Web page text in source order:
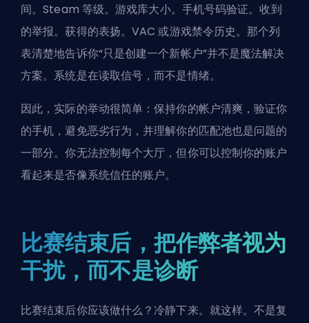
间。Steam 等级。游戏库大小。手机号码验证。收到
的举报。获得的表扬。VAC 或游戏禁令历史。那个列
表清楚地告诉你“只是创建一个新帐户”并不是魔法解决
方案。系统是在读取信号，而不是情绪。
因此，实际的举动很简单：保持你的帐户清爽，验证你
的手机，避免恶劣行为，并理解你的匹配池也是问题的
一部分。你无法控制每个大厅，但你可以控制你的账户
看起来是否像系统信任的账户。
比赛结束后，把作弊者视为
干扰，而不是诊断
比赛结束后你应该做什么？冷静下来。就这样。不是复